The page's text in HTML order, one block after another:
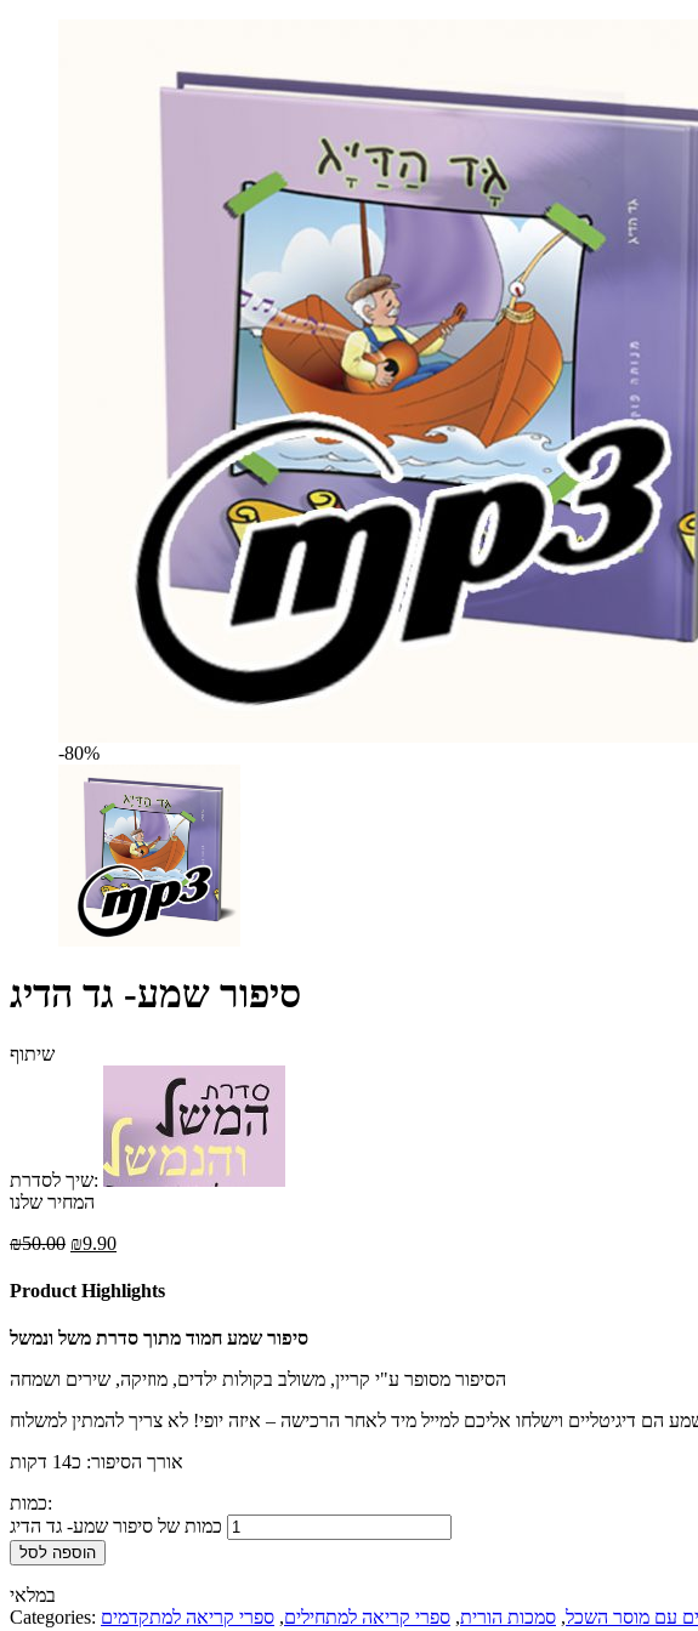
-80%
סיפור שמע- גד הדיג
שיתוף
שיך לסדרת:
המחיר שלנו
₪50.00 ₪9.90
Product Highlights
סיפור שמע חמוד מתוך סדרת משל ונמשל
הסיפור מסופר ע"י קריין, משולב בקולות ילדים, מוזיקה, שירים ושמחה
אורך הסיפור: כ14 דקות
כמות:
כמות של סיפור שמע- גד הדיג
הוספה לסל
במלאי
Categories:
עם מוסר השכל, סמכות הורית, ספרי קריאה למתחילים, ספרי קריאה למתקדמים